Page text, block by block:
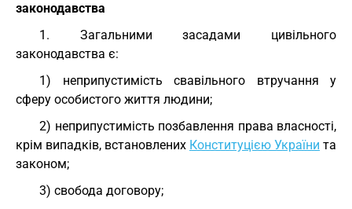
законодавства
1. Загальними засадами цивільного
законодавства є:
1) неприпустимість свавільного втручання у
сферу особистого життя людини;
2) неприпустимість позбавлення права власності,
крім випадків, встановлених Конституцією України та
законом;
3) свобода договору;